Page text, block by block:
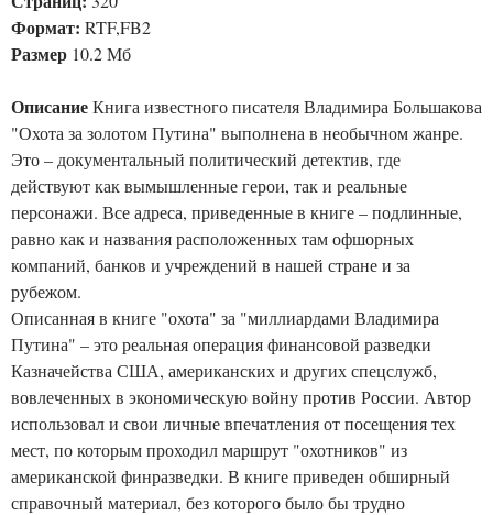
Формат: RTF,FB2
Размер 10.2 Мб
ОписаниеКнига известного писателя Владимира Большакова
"Охота за золотом Путина" выполнена в необычном жанре.
Это – документальный политический детектив, где
действуют как вымышленные герои, так и реальные
персонажи. Все адреса, приведенные в книге – подлинные,
равно как и названия расположенных там офшорных
компаний, банков и учреждений в нашей стране и за
рубежом.
Описанная в книге "охота" за "миллиардами Владимира
Путина" – это реальная операция финансовой разведки
Казначейства США, американских и других спецслужб,
вовлеченных в экономическую войну против России. Автор
использовал и свои личные впечатления от посещения тех
мест, по которым проходил маршрут "охотников" из
американской финразведки. В книге приведен обширный
справочный материал, без которого было бы трудно